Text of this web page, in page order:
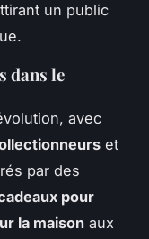
un public
dans le
avec
et
par des
pour
la maison aux